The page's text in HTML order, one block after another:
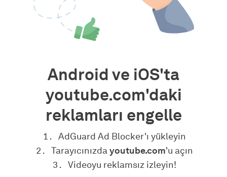
Android ve iOS'ta
youtube.com'daki
reklamları engelle
AdGuard Ad Blocker'ı yükleyin
Tarayıcınızdayoutube.com'u açın
Videoyu reklamsız izleyin!